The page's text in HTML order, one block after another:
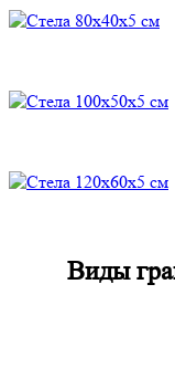
Виды